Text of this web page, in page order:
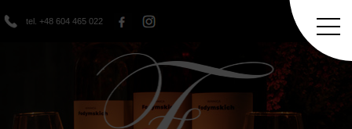
tel. +48 604 465 022